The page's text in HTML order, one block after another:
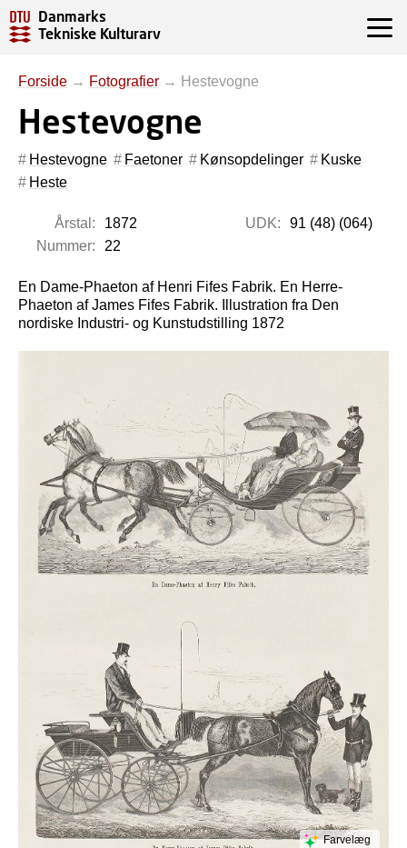
Danmarks
Tekniske Kulturarv
Forside → Fotografier → Hestevogne
Hestevogne
Hestevogne Faetoner Kønsopdelinger
Kuske
Heste
Årstal:
1872
Nummer:
22
UDK: 91 (48) (064)
En Dame-Phaeton af Henri Fifes Fabrik. En Herre-
Phaeton af James Fifes Fabrik.
Illustration fra Den
nordiske Industri- og Kunstudstilling 1872
Farvelæg